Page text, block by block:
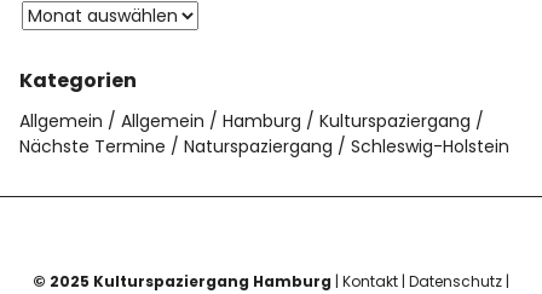
Kontakt
Kategorien
Allgemein Allgemein Hamburg
Kulturspaziergang
Nächste Termine
Naturspaziergang Schleswig-Holstein
© 2025 Kulturspaziergang Hamburg | Kontakt | Datenschutz |